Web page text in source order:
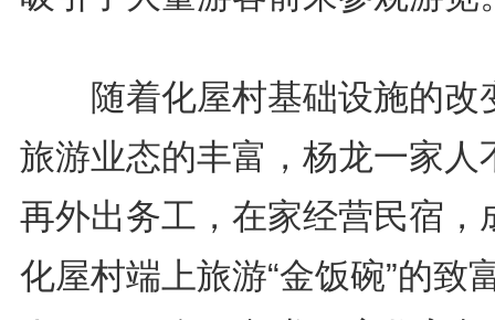
随着化屋村基础设施的改
旅游业态的丰富，杨龙一家人
再外出务工，在家经营民宿，
化屋村端上旅游“金饭碗”的致